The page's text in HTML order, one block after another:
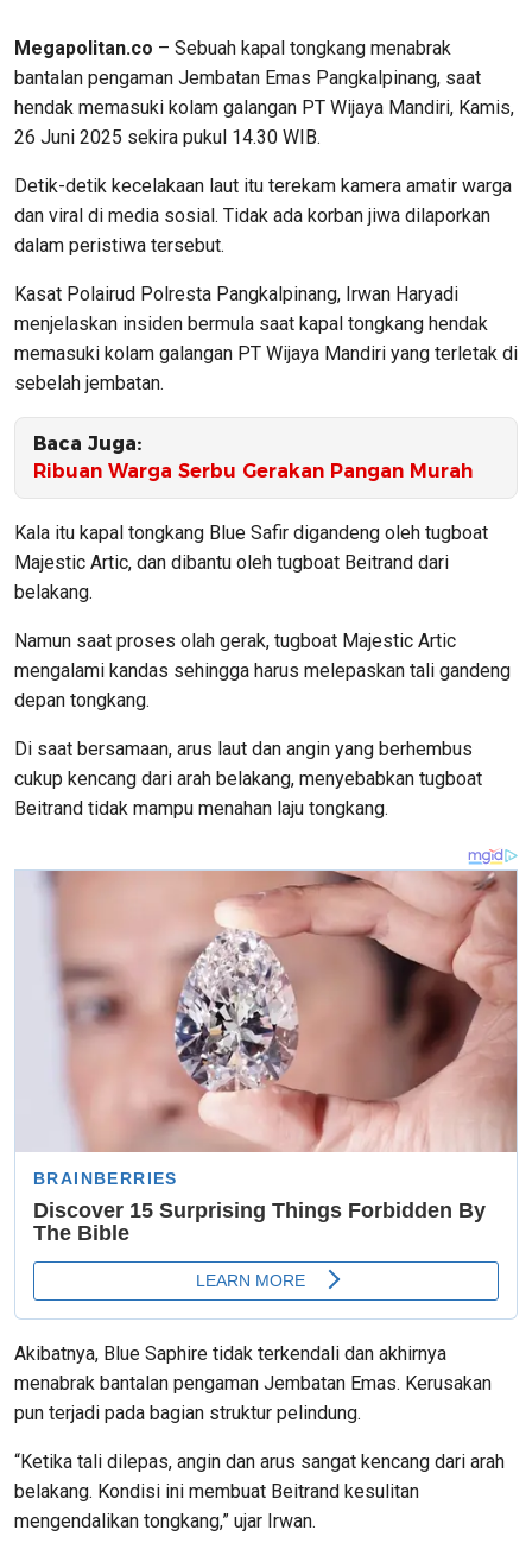
Megapolitan.co – Sebuah kapal tongkang menabrak
bantalan pengaman Jembatan Emas Pangkalpinang, saat
hendak memasuki kolam galangan PT Wijaya Mandiri, Kamis,
26 Juni 2025 sekira pukul 14.30 WIB.
Detik-detik kecelakaan laut itu terekam kamera amatir warga
dan viral di media sosial. Tidak ada korban jiwa dilaporkan
dalam peristiwa tersebut.
Kasat Polairud Polresta Pangkalpinang, Irwan Haryadi
menjelaskan insiden bermula saat kapal tongkang hendak
memasuki kolam galangan PT Wijaya Mandiri yang terletak di
sebelah jembatan.
Baca Juga:
Ribuan Warga Serbu Gerakan Pangan Murah
Kala itu kapal tongkang Blue Safir digandeng oleh tugboat
Majestic Artic, dan dibantu oleh tugboat Beitrand dari
belakang.
Namun saat proses olah gerak, tugboat Majestic Artic
mengalami kandas sehingga harus melepaskan tali gandeng
depan tongkang.
Di saat bersamaan, arus laut dan angin yang berhembus
cukup kencang dari arah belakang, menyebabkan tugboat
Beitrand tidak mampu menahan laju tongkang.
Akibatnya, Blue Saphire tidak terkendali dan akhirnya
menabrak bantalan pengaman Jembatan Emas. Kerusakan
pun terjadi pada bagian struktur pelindung.
“Ketika tali dilepas, angin dan arus sangat kencang dari arah
belakang. Kondisi ini membuat Beitrand kesulitan
mengendalikan tongkang,” ujar Irwan.